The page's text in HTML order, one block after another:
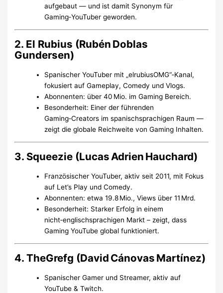
aufgebaut — und ist damit Synonym für
Gaming‑YouTuber geworden.
2. El Rubius (Rubén Doblas
Gundersen)
Spanischer YouTuber mit „elrubiusOMG“‑Kanal,
fokusiert auf Gameplay, Comedy und Vlogs.
Abonnenten: über 40 Mio. im Gaming Bereich.
Besonderheit: Einer der führenden
Gaming‑Creators im spanischsprachigen Raum —
zeigt die globale Reichweite von Gaming Inhalten.
3. Squeezie (Lucas Adrien Hauchard)
Französischer YouTuber, aktiv seit 2011, mit Fokus
auf Let’s Play und Comedy.
Abonnenten: etwa 19.8 Mio., Views über 11 Mrd.
Besonderheit: Starker Erfolg in einem
nicht‑englischsprachigen Markt – zeigt, dass
Gaming YouTube global funktioniert.
4. TheGrefg (David Cánovas Martínez)
Spanischer Gamer und Streamer, aktiv auf
YouTube & Twitch.